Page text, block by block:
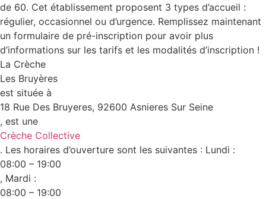
de 60. Cet établissement proposent 3 types d’accueil :
régulier, occasionnel ou d’urgence. Remplissez maintenant
un formulaire de pré-inscription pour avoir plus
d’informations sur les tarifs et les modalités d’inscription !
La Crèche
Les Bruyères
est située à
18 Rue Des Bruyeres, 92600 Asnieres Sur Seine
, est une
Crèche Collective
. Les horaires d’ouverture sont les suivantes : Lundi :
08:00 – 19:00
, Mardi :
08:00 – 19:00